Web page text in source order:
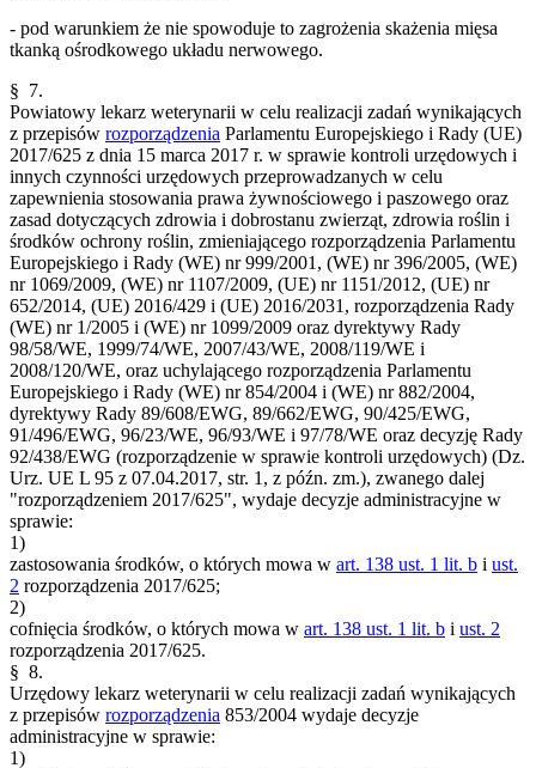
- pod warunkiem że nie spowoduje to zagrożenia skażenia mięsa
tkanką ośrodkowego układu nerwowego.
§ 7.
Powiatowy lekarz weterynarii w celu realizacji zadań wynikających
z przepisów rozporządzenia Parlamentu Europejskiego i Rady (UE)
2017/625 z dnia 15 marca 2017 r. w sprawie kontroli urzędowych i
innych czynności urzędowych przeprowadzanych w celu
zapewnienia stosowania prawa żywnościowego i paszowego oraz
zasad dotyczących zdrowia i dobrostanu zwierząt, zdrowia roślin i
środków ochrony roślin, zmieniającego rozporządzenia Parlamentu
Europejskiego i Rady (WE) nr 999/2001, (WE) nr 396/2005, (WE)
nr 1069/2009, (WE) nr 1107/2009, (UE) nr 1151/2012, (UE) nr
652/2014, (UE) 2016/429 i (UE) 2016/2031, rozporządzenia Rady
(WE) nr 1/2005 i (WE) nr 1099/2009 oraz dyrektywy Rady
98/58/WE, 1999/74/WE, 2007/43/WE, 2008/119/WE i
2008/120/WE, oraz uchylającego rozporządzenia Parlamentu
Europejskiego i Rady (WE) nr 854/2004 i (WE) nr 882/2004,
dyrektywy Rady 89/608/EWG, 89/662/EWG, 90/425/EWG,
91/496/EWG, 96/23/WE, 96/93/WE i 97/78/WE oraz decyzję Rady
92/438/EWG (rozporządzenie w sprawie kontroli urzędowych) (Dz.
Urz. UE L 95 z 07.04.2017, str. 1, z późn. zm.), zwanego dalej
"rozporządzeniem 2017/625", wydaje decyzje administracyjne w
sprawie:
1)
zastosowania środków, o których mowa w art. 138 ust. 1 lit. b i ust.
2 rozporządzenia 2017/625;
2)
cofnięcia środków, o których mowa w art. 138 ust. 1 lit. b i ust. 2
rozporządzenia 2017/625.
§ 8.
Urzędowy lekarz weterynarii w celu realizacji zadań wynikających
z przepisów rozporządzenia 853/2004 wydaje decyzje
administracyjne w sprawie:
1)